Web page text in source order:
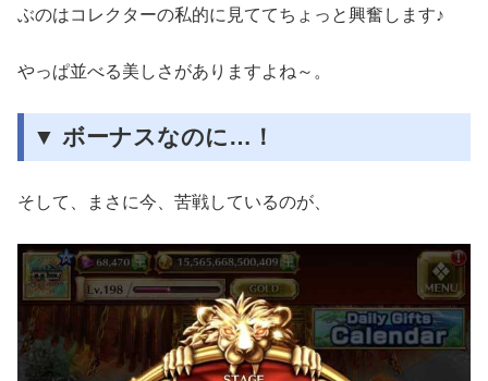
ぶのはコレクターの私的に見ててちょっと興奮します♪
やっぱ並べる美しさがありますよね～。
▼ ボーナスなのに…！
そして、まさに今、苦戦しているのが、